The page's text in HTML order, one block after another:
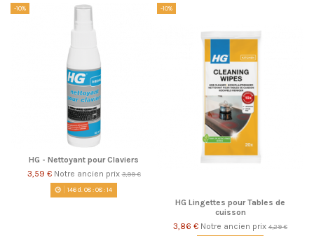
-10%
HG - Nettoyant pour Claviers
3,59 € Notre ancien prix3,99 €
146d. 08:08:14
-10%
HG Lingettes pour Tables de
cuisson
3,86 € Notre ancien prix 4,29 €